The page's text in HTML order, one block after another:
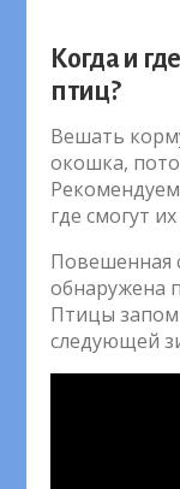
Когда и
птиц?
Вешать
окошка,
где смогут
Повешенная
обнаружена
Птицы
следующей